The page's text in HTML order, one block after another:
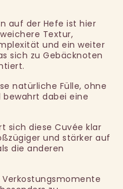
auf der Hefe ist hier
Textur,
und ein weiter
sich zu Gebäcknoten
natürliche Fülle, ohne
bewahrt dabei eine
sich diese Cuvée klar
und stärker auf
die anderen